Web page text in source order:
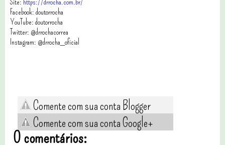
Facebook: doutorrocha
YouTube: doutorrocha
Twitter: @drrochacorrea
Instagram: @drrocha_oficial
Comente com sua conta Blogger
Comente com sua conta Google+
0 comentários: